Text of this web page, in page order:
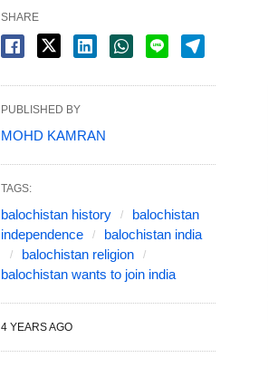
SHARE
PUBLISHED BY
MOHD KAMRAN
TAGS:
balochistan history
balochistan
independence
balochistan india
balochistan religion
balochistan wants to join india
4 YEARS AGO